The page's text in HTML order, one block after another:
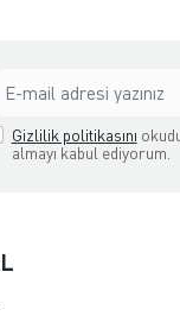
Gizlilik politikasını
almayı kabul ediyorum.